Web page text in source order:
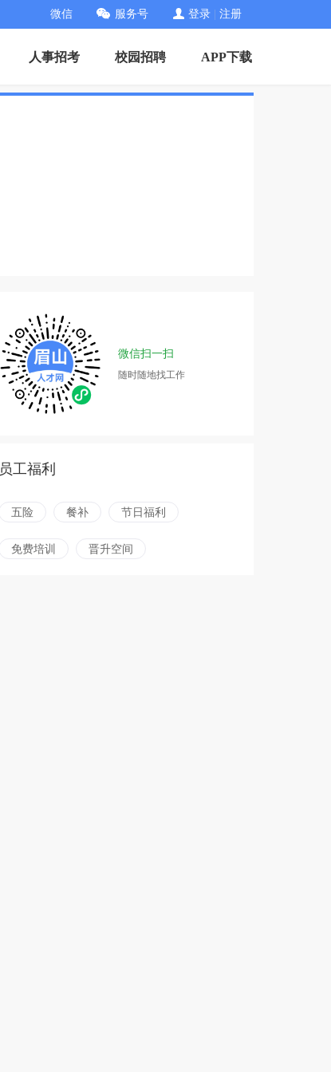
微信 服务号 登录 注册
人事招考 校园招聘 APP下载
微信扫一扫
随时随地找工作
员工福利
五险 餐补 节日福利
免费培训 晋升空间